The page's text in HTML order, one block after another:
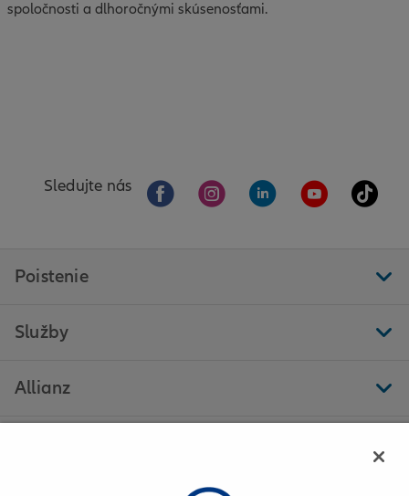
spoločnosti a dlhoročnými skúsenosťami.
Sledujte nás
Poistenie
Služby
Allianz